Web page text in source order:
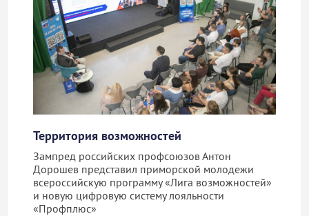
Территория возможностей
Зампред российских профсоюзов Антон
Дорошев представил приморской молодежи
всероссийскую программу «Лига возможностей»
и новую цифровую систему лояльности
«Профплюс»